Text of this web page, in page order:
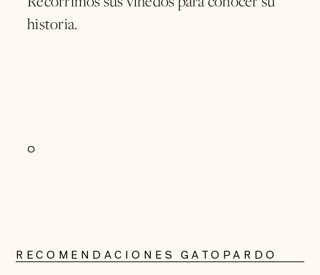
historia.
0
RECOMENDACIONES GATOPARDO